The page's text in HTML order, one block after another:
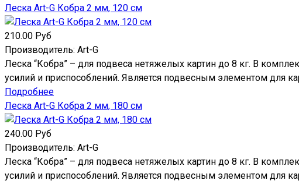
Леска Art-G Кобра 2 мм, 120 см
210.00 Руб
Производитель: Art-G
Леска “Кобра” – для подвеса нетяжелых картин до 8 кг. В
усилий и приспособлений. Является подвесным элементом для
Подробнее
Леска Art-G Кобра 2 мм, 180 см
240.00 Руб
Производитель: Art-G
Леска “Кобра” – для подвеса нетяжелых картин до 8 кг. В
усилий и приспособлений. Является подвесным элементом для